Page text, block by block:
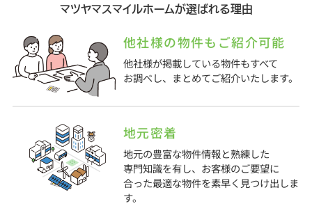
マツヤマスマイルホームが選ばれる理由
他社様の物件もご紹介可能
他社様が掲載している物件もすべて
お調べし、まとめてご紹介いたします。
地元密着
地元の豊富な物件情報と熟練した
専門知識を有し、お客様のご要望に
合った最適な物件を素早く見つけ出しま
す。